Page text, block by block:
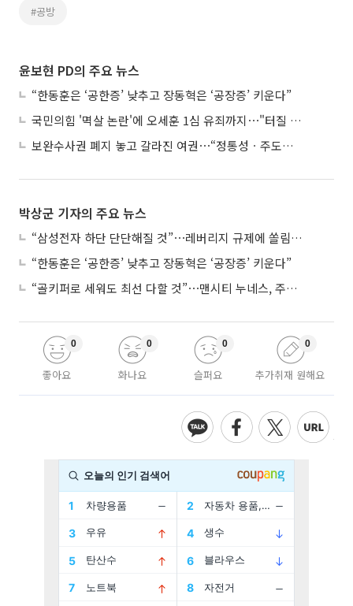
#공방
윤보현 PD의 주요 뉴스
“한동훈은 ‘공한증’ 낮추고 장동혁은 ‘공장증’ 키운다”
국민의힘 '멱살 논란'에 오세훈 1심 유죄까지⋯"터질 게 터졌다"
보완수사권 폐지 놓고 갈라진 여권⋯“정통성ㆍ주도권 싸움”
박상군 기자의 주요 뉴스
“삼성전자 하단 단단해질 것”⋯레버리지 규제에 쏠림 완화
“한동훈은 ‘공한증’ 낮추고 장동혁은 ‘공장증’ 키운다”
“골키퍼로 세워도 최선 다할 것”⋯맨시티 누네스, 주전 경쟁 각오
좋아요
0
화나요
0
슬퍼요
0
추가취재 원해요
0